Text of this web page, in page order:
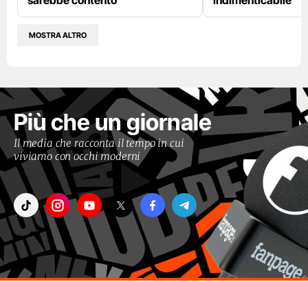
MOSTRA ALTRO
Più che un giornale
Il media che racconta il tempo in cui
viviamo con occhi moderni